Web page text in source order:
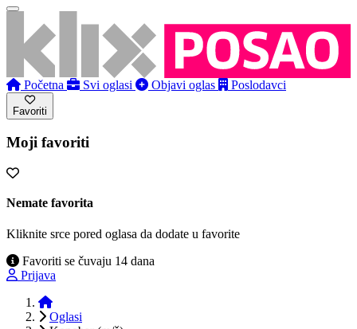
Početna Svi oglasi Objavi oglas Poslodavci
Favoriti
Moji favoriti
Nemate favorita
Kliknite srce pored oglasa da dodate u favorite
Favoriti se čuvaju 14 dana
Prijava
Početna
Oglasi